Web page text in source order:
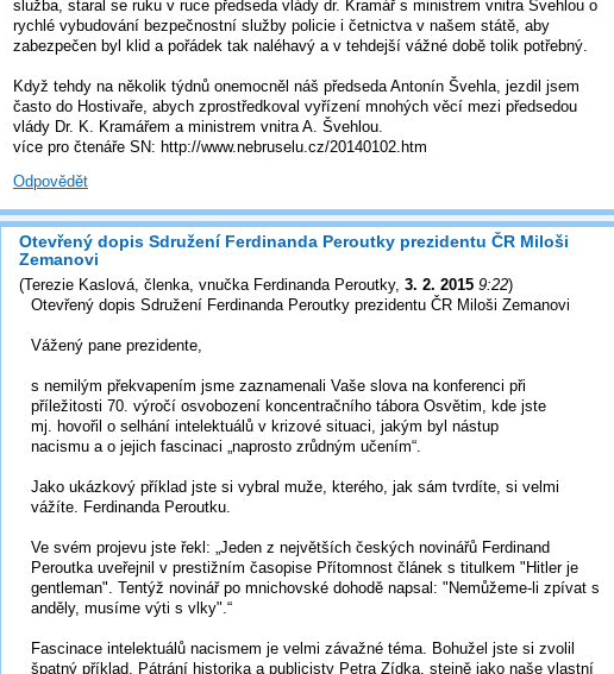
služba, staral se ruku v ruce předseda vlády dr. Kramář s ministrem vnitra Švehlou o
rychlé vybudování bezpečnostní služby policie i četnictva v našem státě, aby
zabezpečen byl klid a pořádek tak naléhavý a v tehdejší vážné době tolik potřebný.
Když tehdy na několik týdnů onemocněl náš předseda Antonín Švehla, jezdil jsem
často do Hostivaře, abych zprostředkoval vyřízení mnohých věcí mezi předsedou
vlády Dr. K. Kramářem a ministrem vnitra A. Švehlou.
více pro čtenáře SN: http://www.nebruselu.cz/20140102.htm
Odpovědět
Otevřený dopis Sdružení Ferdinanda Peroutky prezidentu ČR Miloši
Zemanovi
(Terezie Kaslová, členka, vnučka Ferdinanda Peroutky, 3. 2. 2015 9:22)
Otevřený dopis Sdružení Ferdinanda Peroutky prezidentu ČR Miloši Zemanovi
Vážený pane prezidente,
s nemilým překvapením jsme zaznamenali Vaše slova na konferenci při
příležitosti 70. výročí osvobození koncentračního tábora Osvětim, kde jste
mj. hovořil o selhání intelektuálů v krizové situaci, jakým byl nástup
nacismu a o jejich fascinaci „naprosto zrůdným učením“.
Jako ukázkový příklad jste si vybral muže, kterého, jak sám tvrdíte, si velmi
vážíte. Ferdinanda Peroutku.
Ve svém projevu jste řekl: „Jeden z největších českých novinářů Ferdinand
Peroutka uveřejnil v prestižním časopise Přítomnost článek s titulkem "Hitler je
gentleman". Tentýž novinář po mnichovské dohodě napsal: "Nemůžeme-li zpívat s
anděly, musíme výti s vlky".“
Fascinace intelektuálů nacismem je velmi závažné téma. Bohužel jste si zvolil
špatný příklad. Pátrání historika a publicisty Petra Zídka, stejně jako naše vlastní